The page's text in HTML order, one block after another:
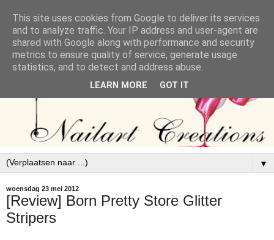
▼
woensdag 23 mei 2012
[Review] Born Pretty Store Glitter
Stripers
This site uses cookies from Google to deliver its services
and to analyze traffic. Your IP address and user-agent are
shared with Google along with performance and security
metrics to ensure quality of service, generate usage
statistics, and to detect and address abuse.
LEARN MORE GOT IT